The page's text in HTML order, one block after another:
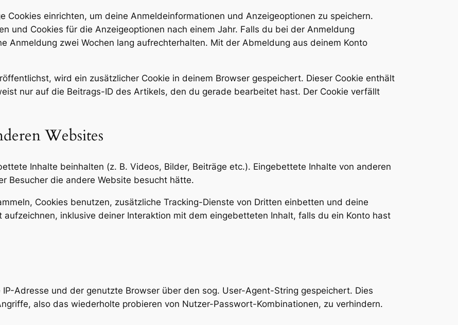
Cookies einrichten, um deine Anmeldeinformationen und Anzeigeoptionen zu speichern.
und Cookies für die Anzeigeoptionen nach einem Jahr. Falls du bei der Anmeldung
Anmeldung zwei Wochen lang aufrechterhalten. Mit der Abmeldung aus deinem Konto
wird ein zusätzlicher Cookie in deinem Browser gespeichert. Dieser Cookie enthält
nur auf die Beitrags-ID des Artikels, den du gerade bearbeitet hast. Der Cookie verfällt
Websites
Inhalte beinhalten (z. B. Videos, Bilder, Beiträge etc.). Eingebettete Inhalte von anderen
Besucher die andere Website besucht hätte.
Cookies benutzen, zusätzliche Tracking-Dienste von Dritten einbetten und deine
inklusive deiner Interaktion mit dem eingebetteten Inhalt, falls du ein Konto hast
Adresse und der genutzte Browser über den sog. User-Agent-String gespeichert. Dies
also das wiederholte probieren von Nutzer-Passwort-Kombinationen, zu verhindern.